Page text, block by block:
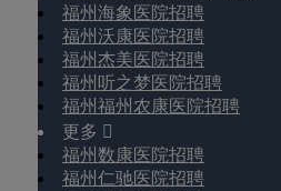
福州海象医院招聘
福州沃康医院招聘
福州杰美医院招聘
福州听之梦医院招聘
福州福州农康医院招聘
更多 
福州数康医院招聘
福州仁驰医院招聘